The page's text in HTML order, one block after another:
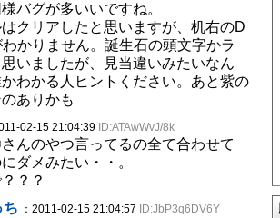
バグが多いいですね。
クリアしたと思いますが、机右のD
かりません。誕生石の頭文字かラ
いましたが、見当違いみたいなん
わかる人ヒントください。あと紫の
ありかも
02-15 21:04:39 ID:ATAwWvJ/8k
んのやつ言ってるの全て合わせて
ダメみたい・・。
？？
ち ：2011-02-15 21:04:57 ID:JbP3q6DV6Y